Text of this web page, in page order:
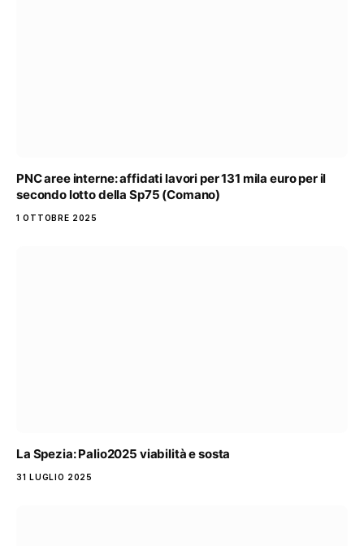
PNC aree interne: affidati lavori per 131 mila euro per il
secondo lotto della Sp75 (Comano)
1 OTTOBRE 2025
La Spezia: Palio2025 viabilità e sosta
31 LUGLIO 2025